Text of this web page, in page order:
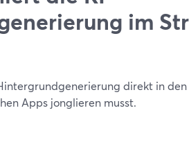
im
direkt in
Apps jonglieren musst.